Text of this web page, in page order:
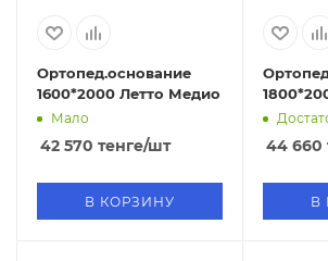
Ортопед.основание
1600*2000 Летто Медио
Мало
42 570 тенге/шт
В КОРЗИНУ
44 660
В